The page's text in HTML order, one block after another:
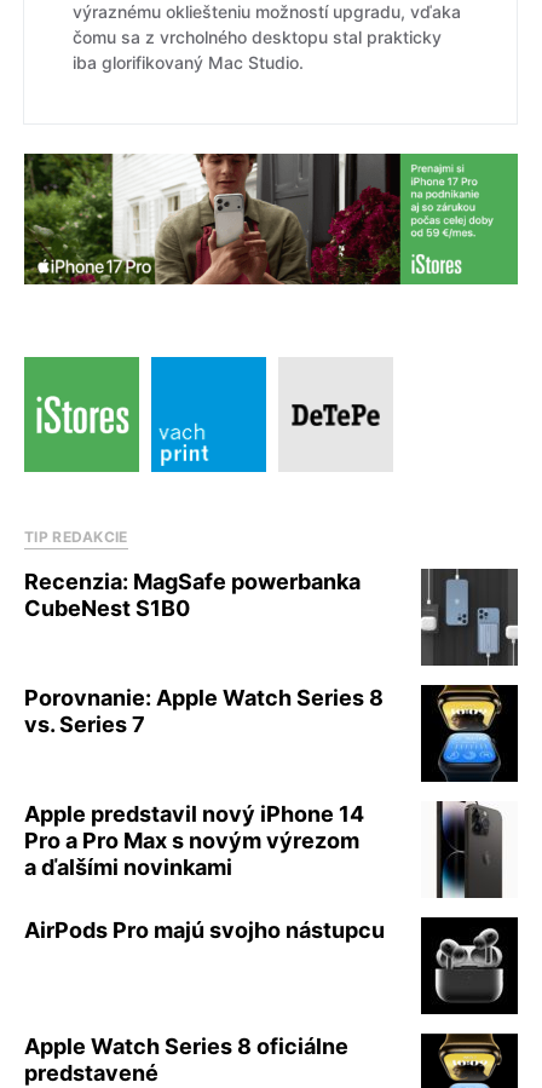
výraznému okliešteniu možností upgradu, vďaka
čomu sa z vrcholného desktopu stal prakticky
iba glorifikovaný Mac Studio.
TIP REDAKCIE
Recenzia: MagSafe powerbanka
CubeNest S1B0
Porovnanie: Apple Watch Series 8
vs. Series 7
Apple predstavil nový iPhone 14
Pro a Pro Max s novým výrezom
a ďalšími novinkami
AirPods Pro majú svojho nástupcu
Apple Watch Series 8 oficiálne
predstavené